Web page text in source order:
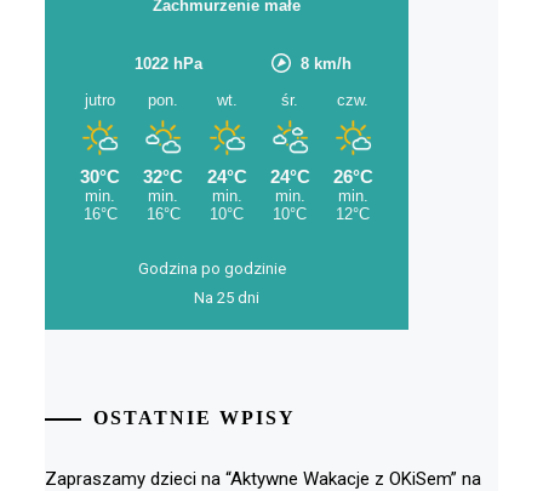
Godzina po godzinie
Na 25 dni
OSTATNIE WPISY
Zapraszamy dzieci na “Aktywne Wakacje z OKiSem” na